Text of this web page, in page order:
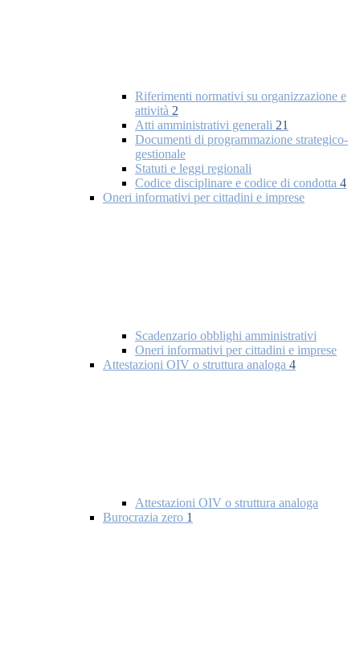
Riferimenti normativi su organizzazione e
attività 2
Atti amministrativi generali 21
Documenti di programmazione strategico-
gestionale
Statuti e leggi regionali
Codice disciplinare e codice di condotta 4
Oneri informativi per cittadini e imprese
Scadenzario obblighi amministrativi
Oneri informativi per cittadini e imprese
Attestazioni OIV o struttura analoga 4
Attestazioni OIV o struttura analoga
Burocrazia zero 1